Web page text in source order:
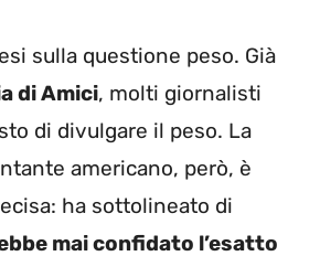
sulla questione peso. Già
di Amici, molti giornalisti
di divulgare il peso. La
americano, però, è
ha sottolineato di
mai confidato l’esatto